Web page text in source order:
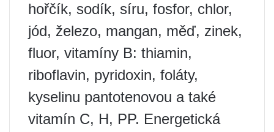
hořčík, sodík, síru, fosfor, chlor,
jód, železo, mangan, měď, zinek,
fluor, vitamíny B: thiamin,
riboflavin, pyridoxin, foláty,
kyselinu pantotenovou a také
vitamín C, H, PP. Energetická